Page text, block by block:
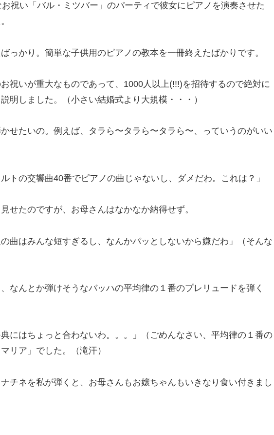
祝い「バル・ミツバー」のパーティで彼女にピアノを演奏させた
っかり。簡単な子供用のピアノの教本を一冊終えたばかりです。
祝いが重大なものであって、1000人以上(!!!)を招待するので絶対に
明しました。（小さい結婚式より大規模・・・）
せたいの。例えば、タラら〜タラら〜タラら〜、っていうのがいい
トの交響曲40番でピアノの曲じゃないし、ダメだわ。これは？」
せたのですが、お母さんはなかなか納得せず。
曲はみんな短すぎるし、なんかパッとしないから嫌だわ」（そんな
なんとか弾けそうなバッハの平均律の１番のプレリュードを弾く
典にはちょっと合わないわ。。。」（ごめんなさい、平均律の１番の
リア」でした。（滝汗）
チネを私が弾くと、お母さんもお嬢ちゃんもいきなり食い付きまし